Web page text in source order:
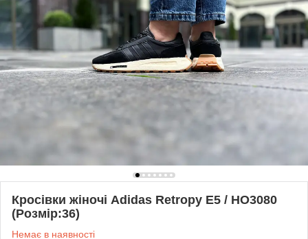
Кросівки жіночі Adidas Retropy E5 / HO3080
(Розмір:36)
Немає в наявності